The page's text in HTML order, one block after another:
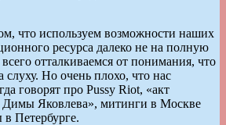
что используем возможности наших
ресурса далеко не на полную
отталкиваемся от понимания, что
слуху. Но очень плохо, что нас
говорят про Pussy Riot, «акт
Димы Яковлева», митинги в Москве
Петербурге.